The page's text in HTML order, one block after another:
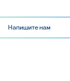
Напишите нам